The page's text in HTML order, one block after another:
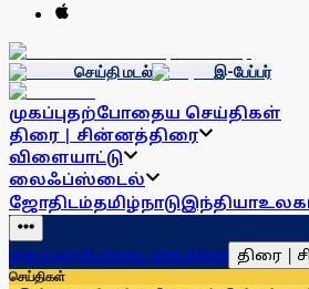
செய்தி மடல் இ-பேப்பர்
முகப்புதற்போதைய செய்திகள்
திரை | சின்னத்திரை
விளையாட்டு
லைஃப்ஸ்டைல்
ஜோதிடம்தமிழ்நாடுஇந்தியா
முகப்புதற்போதைய செய்திகள் திரை |
செய்திகள்